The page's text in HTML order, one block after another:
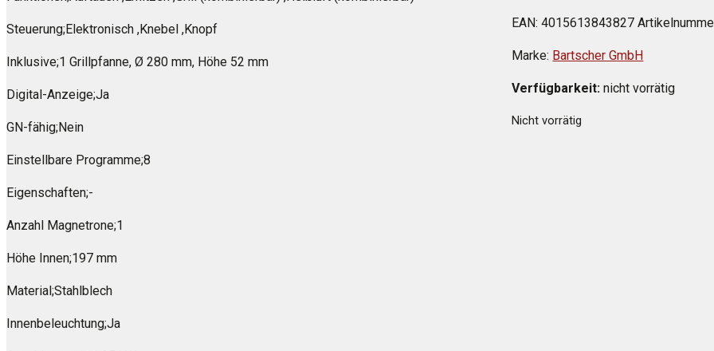
EAN:4015613843827
Marke: Bartscher GmbH
Verfügbarkeit: nicht vorrätig
Nicht vorrätig
Steuerung;Elektronisch ,Knebel ,Knopf
Inklusive;1 Grillpfanne, Ø 280 mm, Höhe 52 mm
Digital-Anzeige;Ja
GN-fähig;Nein
Einstellbare Programme;8
Eigenschaften;-
Anzahl Magnetrone;1
Höhe Innen;197 mm
Material;Stahlblech
Innenbeleuchtung;Ja